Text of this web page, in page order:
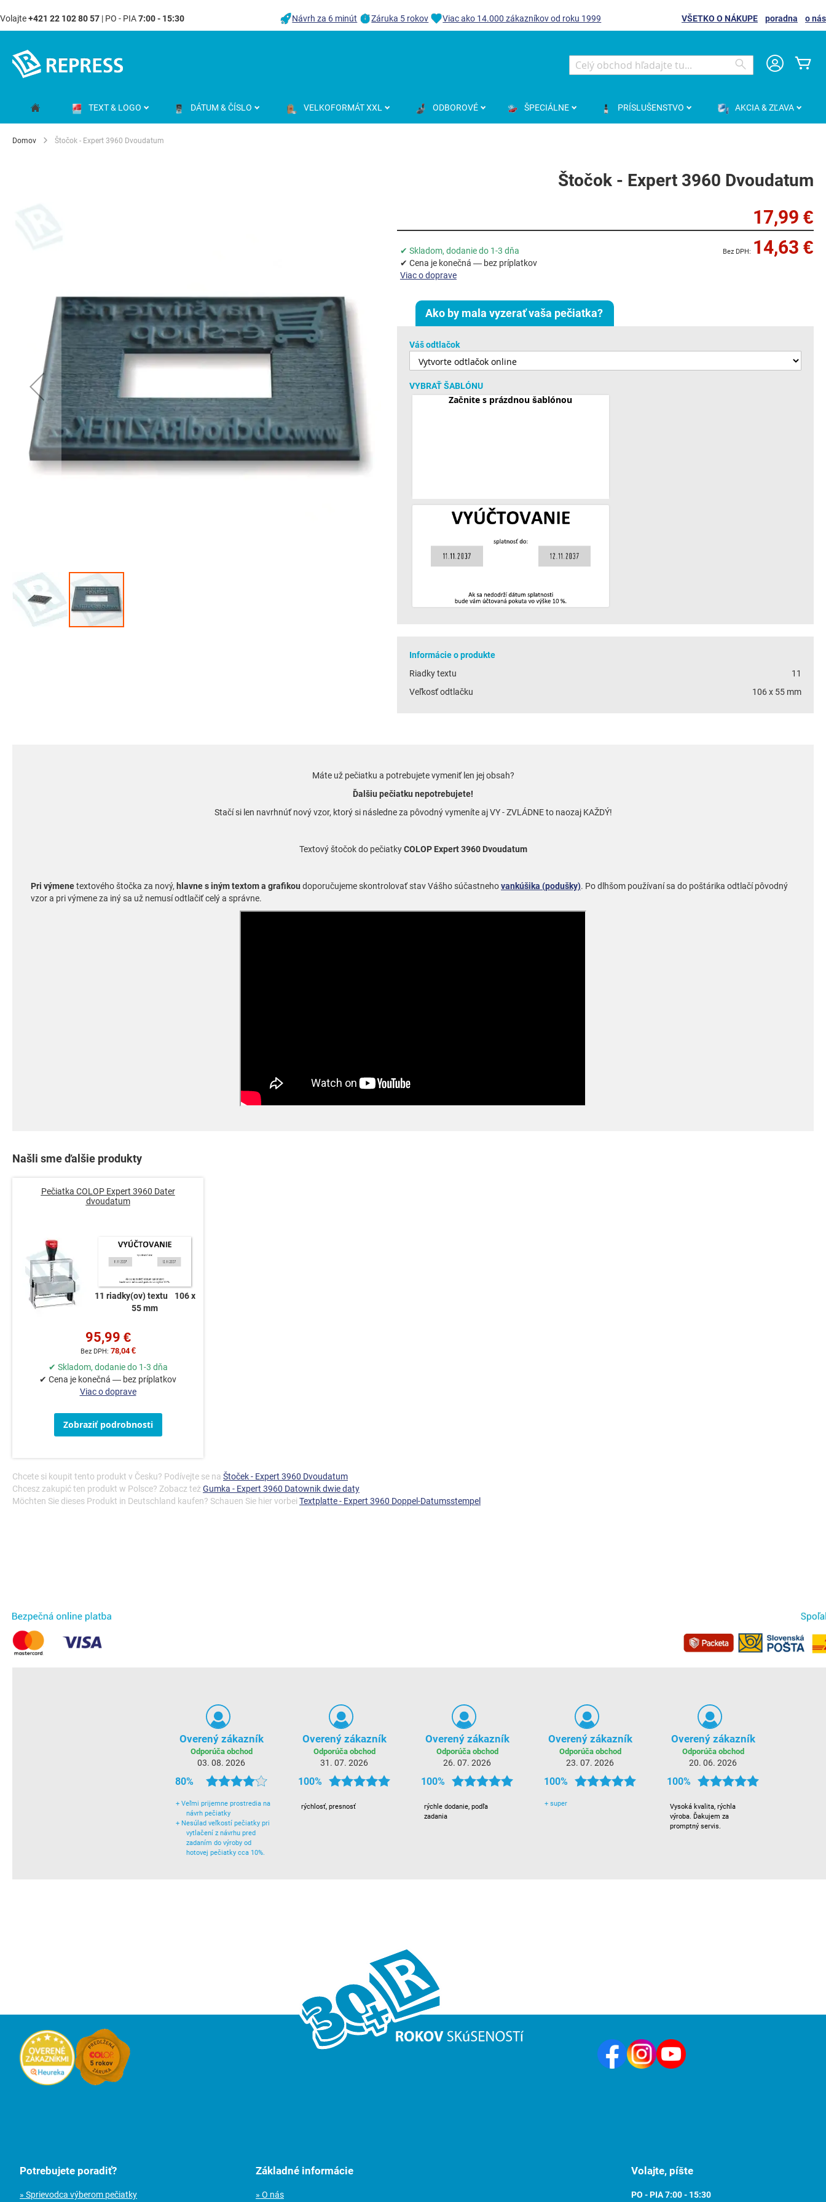
Volajte+421 22 102 80 57 | PO - PIA7:00 - 15:30 Návrh za 6 minút Záruka 5 rokov Viac ako 14.000 zákazníkov od roku 1999 VŠETKO O NÁKUPE poradna
o nás
Content
Search
TEXT & LOGO DÁTUM & ČÍSLO VELKOFORMÁT XXL ODBOROVÉ ŠPECIÁLNE PRÍSLUŠENSTVO AKCIA & ZĽAVA
Domov Štočok - Expert 3960 Dvoudatum
Štočok - Expert 3960 Dvoudatum
17,99 €
14,63 €
✔ Skladom, dodanie do 1-3 dňa
✔ Cena je konečná — bez príplatkov
Viac o doprave
Ako by mala vyzerať vaša pečiatka?
Váš odtlačok
VYBRAŤ ŠABLÓNU
Začnite s prázdnou šablónou
Informácie o produkte
Riadky textu
11
Veľkosť odtlačku
106 x 55 mm
Máte už pečiatku a potrebujete vymeniť len jej obsah?
Ďalšiu pečiatku nepotrebujete!
Stačí si len navrhnúť nový vzor, ktorý si následne za pôvodný vymeníte aj VY - ZVLÁDNE to naozaj KAŽDÝ!
Textový štočok do pečiatkyCOLOP Expert 3960 Dvoudatum
Pri výmenetextového štočka za nový, hlavne s iným textom a grafikou doporučujeme skontrolovať stav Vášho súčastnehovankúšika (podušky). Po dlhšom používaní sa do poštárika odtlačí pôvodný
vzor a pri výmene za iný sa už nemusí odtlačiť celý a správne.
Našli sme ďalšie produkty
Pečiatka COLOP Expert 3960 Dater
dvoudatum
11 riadky(ov) textu
106 x
55 mm
95,99 €
78,04 €
✔ Skladom, dodanie do 1-3 dňa
✔ Cena je konečná — bez príplatkov
Viac o doprave
Zobraziť podrobnosti
Chcete si koupit tento produkt v Česku? Podívejte se na Štoček - Expert 3960 Dvoudatum
Chcesz zakupić ten produkt w Polsce? Zobacz też Gumka - Expert 3960 Datownik dwie daty
Möchten Sie dieses Produkt in Deutschland kaufen? Schauen Sie hier vorbei Textplatte - Expert 3960 Doppel-Datumsstempel
Overený zákazník
Odporúča obchod
03. 08. 2026
80%
+ Veľmi prijemne prostredia na
návrh pečiatky
+ Nesúlad veľkostí pečiatky pri
vytlačení z návrhu pred
zadaním do výroby od
hotovej pečiatky cca 10%.
Overený zákazník
Odporúča obchod
31. 07. 2026
100%
rýchlosť, presnosť
Overený zákazník
Odporúča obchod
26. 07. 2026
100%
rýchle dodanie, podľa
zadania
Overený zákazník
Odporúča obchod
23. 07. 2026
100%
+ super
Overený zákazník
Odporúča obchod
20. 06. 2026
100%
Vysoká kvalita, rýchla
výroba. Ďakujem za
promptný servis.
Potrebujete poradiť?
» Sprievodca výberom pečiatky
Základné informácie
» O nás
Volajte, píšte
PO - PIA 7:00 - 15:30